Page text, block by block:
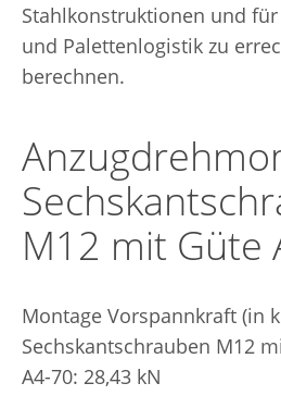
Stahlkonstruktionen und
und Palettenlogistik zu
berechnen.
M12 mit Güte
Montage Vorspannkraft (in
Sechskantschrauben M12
A4-70: 28,43 kN